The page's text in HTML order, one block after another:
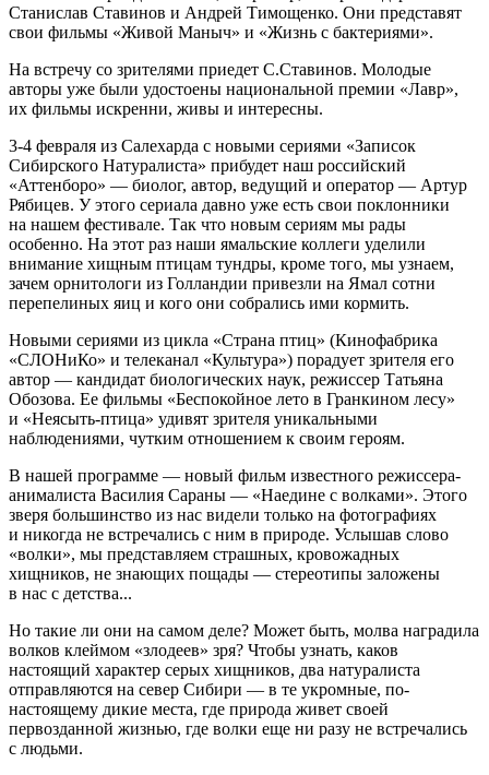
Станислав Ставинов и Андрей Тимощенко. Они представят
свои фильмы «Живой Маныч» и «Жизнь с бактериями».
На встречу со зрителями приедет С.Ставинов. Молодые
авторы уже были удостоены национальной премии «Лавр»,
их фильмы искренни, живы и интересны.
3-4 февраля из Салехарда с новыми сериями «Записок
Сибирского Натуралиста» прибудет наш российский
«Аттенборо» — биолог, автор, ведущий и оператор — Артур
Рябицев. У этого сериала давно уже есть свои поклонники
на нашем фестивале. Так что новым сериям мы рады
особенно. На этот раз наши ямальские коллеги уделили
внимание хищным птицам тундры, кроме того, мы узнаем,
зачем орнитологи из Голландии привезли на Ямал сотни
перепелиных яиц и кого они собрались ими кормить.
Новыми сериями из цикла «Страна птиц» (Кинофабрика
«СЛОНиКо» и телеканал «Культура») порадует зрителя его
автор — кандидат биологических наук, режиссер Татьяна
Обозова. Ее фильмы «Беспокойное лето в Гранкином лесу»
и «Неясыть-птица» удивят зрителя уникальными
наблюдениями, чутким отношением к своим героям.
В нашей программе — новый фильм известного режиссера-
анималиста Василия Сараны — «Наедине с волками». Этого
зверя большинство из нас видели только на фотографиях
и никогда не встречались с ним в природе. Услышав слово
«волки», мы представляем страшных, кровожадных
хищников, не знающих пощады — стереотипы заложены
в нас с детства...
Но такие ли они на самом деле? Может быть, молва наградила
волков клеймом «злодеев» зря? Чтобы узнать, каков
настоящий характер серых хищников, два натуралиста
отправляются на север Сибири — в те укромные, по-
настоящему дикие места, где природа живет своей
первозданной жизнью, где волки еще ни разу не встречались
с людьми.